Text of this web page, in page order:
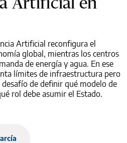
Artificial reconfigura el
global, mientras los centros
de energía y agua. En ese
límites de infraestructura pero
de definir qué modelo de
rol debe asumir el Estado.